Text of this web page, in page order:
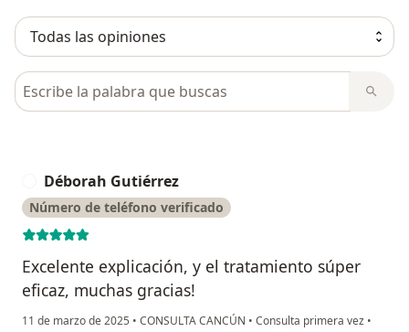
Busca en opiniones
Déborah Gutiérrez
Número de teléfono verificado
Excelente explicación, y el tratamiento súper
eficaz, muchas gracias!
11 de marzo de 2025 • CONSULTA CANCÚN • Consulta primera vez •